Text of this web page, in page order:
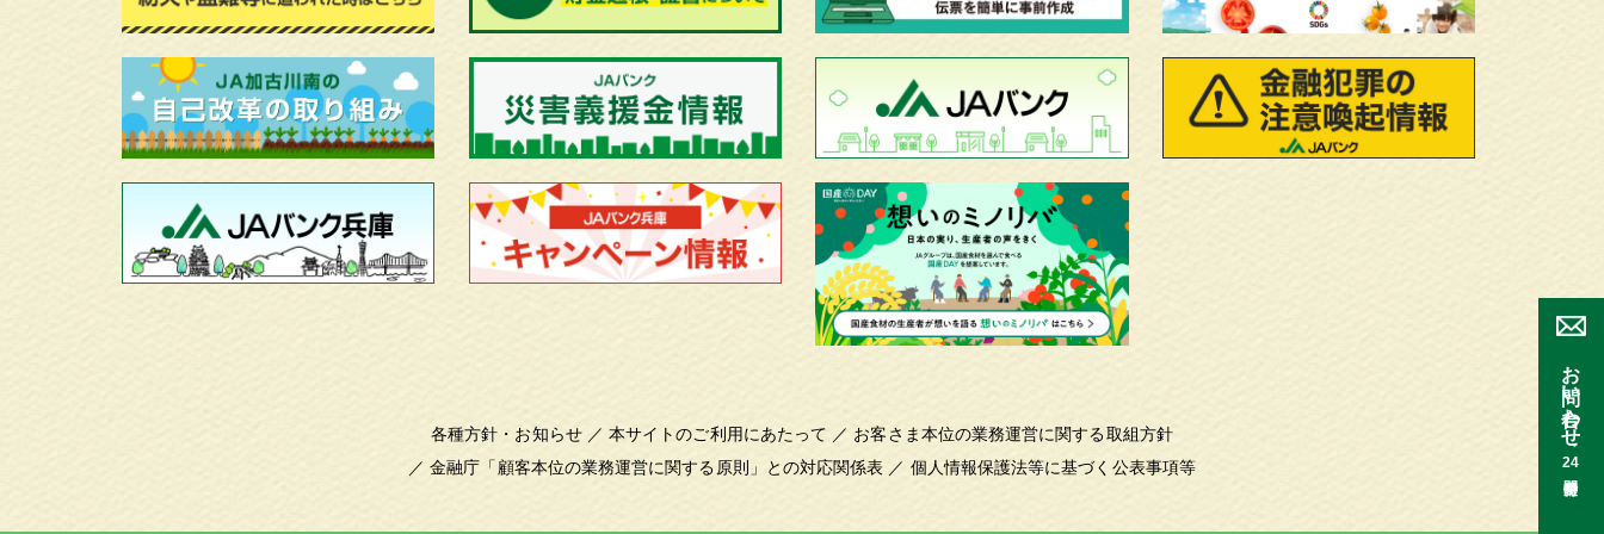
お問い合わせ
24
各種方針・お知らせ ／本サイトのご利用にあたって ／ お客さま本位の業務運営に関する取組方針
／金融庁「顧客本位の業務運営に関する原則」との対応関係表 ／ 個人情報保護法等に基づく公表事項等